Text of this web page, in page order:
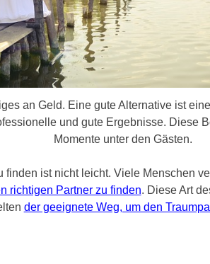
an Geld. Eine gute Alternative ist
und gute Ergebnisse. Diese
Momente unter den Gästen.
finden ist nicht leicht. Viele Menschen
richtigen Partner zu finden. Diese Art
der geeignete Weg, um den